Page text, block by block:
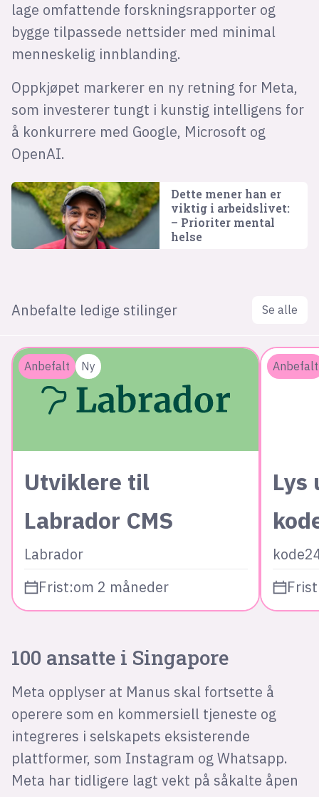
lage omfattende forskningsrapporter og
bygge tilpassede nettsider med minimal
menneskelig innblanding.
Oppkjøpet markerer en ny retning for Meta,
som investerer tungt i kunstig intelligens for
å konkurrere med Google, Microsoft og
OpenAI.
Dette mener han er
viktig i arbeidslivet:
– Prioriter mental
helse
Anbefalte ledige stilinger Se alle
Anbefalt Ny
Utviklere til
Labrador CMS
Labrador
Frist:om 2 måneder
Anbefalt
Lys
100 ansatte i Singapore
Meta opplyser at Manus skal fortsette å
operere som en kommersiell tjeneste og
integreres i selskapets eksisterende
plattformer, som Instagram og Whatsapp.
Meta har tidligere lagt vekt på såkalte åpen